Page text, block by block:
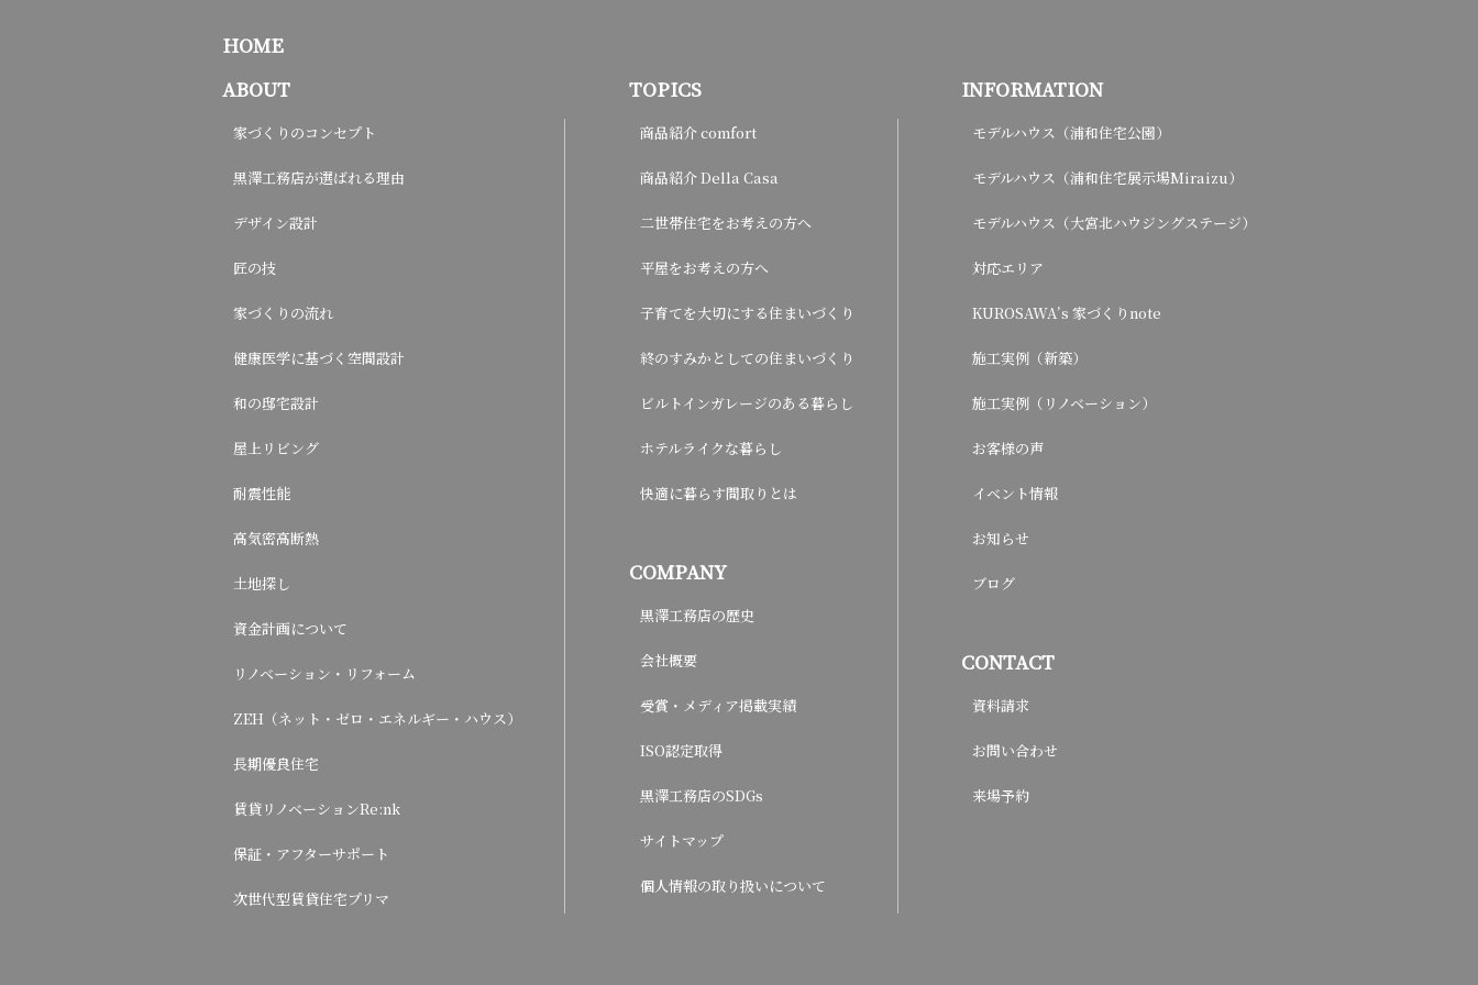
HOME
ABOUT
家づくりのコンセプト
黒澤工務店が選ばれる理由
デザイン設計
匠の技
家づくりの流れ
健康医学に基づく空間設計
和の邸宅設計
屋上リビング
耐震性能
高気密高断熱
土地探し
資金計画について
リノベーション・リフォーム
ZEH（ネット・ゼロ・エネルギー・ハウス）
長期優良住宅
賃貸リノベーションRe:nk
保証・アフターサポート
次世代型賃貸住宅プリマ
TOPICS
商品紹介 comfort
商品紹介 Della Casa
二世帯住宅をお考えの方へ
平屋をお考えの方へ
子育てを大切にする住まいづくり
終のすみかとしての住まいづくり
ビルトインガレージのある暮らし
ホテルライクな暮らし
快適に暮らす間取りとは
COMPANY
黒澤工務店の歴史
会社概要
受賞・メディア掲載実績
ISO認定取得
黒澤工務店のSDGs
サイトマップ
個人情報の取り扱いについて
INFORMATION
モデルハウス（浦和住宅公園）
モデルハウス（浦和住宅展示場Miraizu）
モデルハウス（大宮北ハウジングステージ）
対応エリア
KUROSAWA’s 家づくりnote
施工実例（新築）
施工実例（リノベーション）
お客様の声
イベント情報
お知らせ
ブログ
CONTACT
資料請求
お問い合わせ
来場予約